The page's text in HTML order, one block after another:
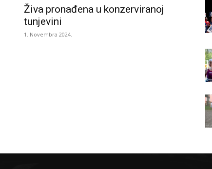
Živa pronađena u konzerviranoj
tunjevini
1. Novembra 2024.